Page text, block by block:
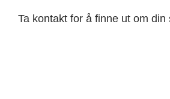
Ta kontakt for å finne ut om